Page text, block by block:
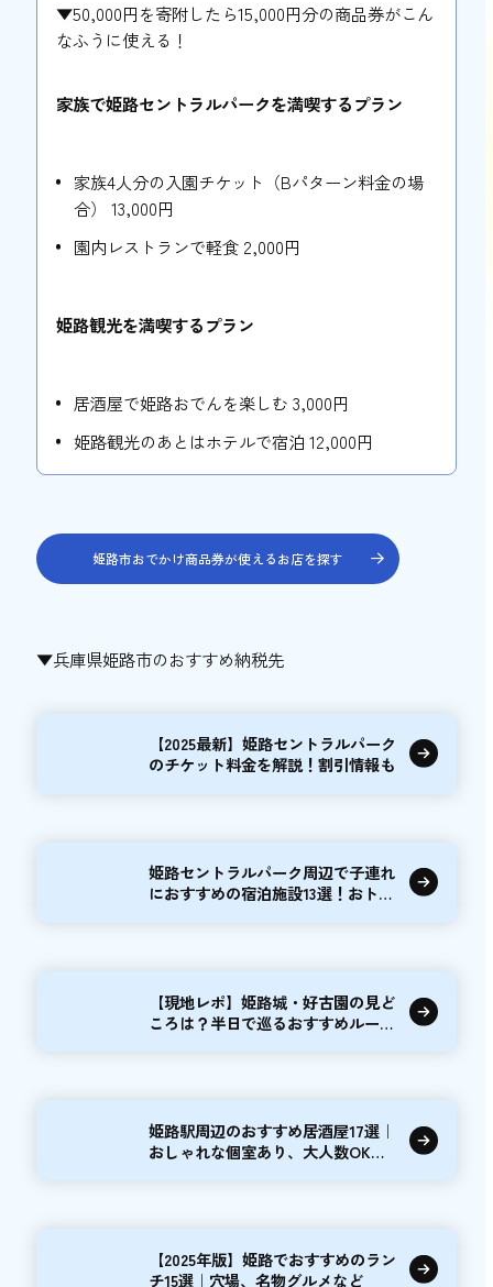
▼50,000円を寄附したら15,000円分の商品券がこん
なふうに使える！
家族で姫路セントラルパークを満喫するプラン
家族4人分の入園チケット（Bパターン料金の場
合） 13,000円
園内レストランで軽食 2,000円
姫路観光を満喫するプラン
居酒屋で姫路おでんを楽しむ 3,000円
姫路観光のあとはホテルで宿泊 12,000円
姫路市おでかけ商品券が使えるお店を探す
▼兵庫県姫路市のおすすめ納税先
【2025最新】姫路セントラルパーク
のチケット料金を解説！割引情報も
姫路セントラルパーク周辺で子連れ
におすすめの宿泊施設13選！おトク
【現地レポ】姫路城・好古園の見ど
ころは？半日で巡るおすすめルート
姫路駅周辺のおすすめ居酒屋17選｜
おしゃれな個室あり、大人数OKな
【2025年版】姫路でおすすめのラン
チ15選｜穴場、名物グルメなど